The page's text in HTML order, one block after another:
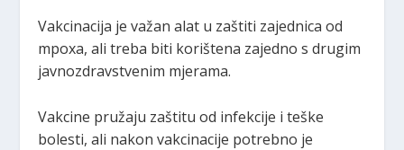
Vakcinacija je važan alat u zaštiti zajednica od
mpoxa, ali treba biti korištena zajedno s drugim
javnozdravstvenim mjerama.
Vakcine pružaju zaštitu od infekcije i teške
bolesti, ali nakon vakcinacije potrebno je